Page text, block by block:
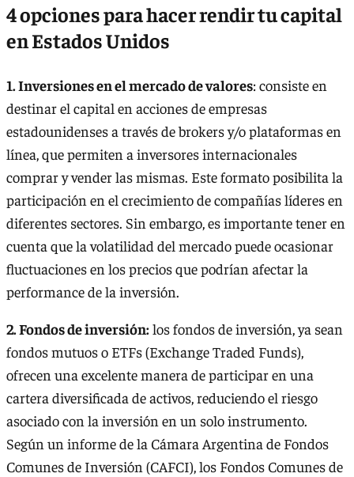
4 opciones para hacer rendir tu capital
en Estados Unidos
1. Inversiones en el mercado de valores: consiste en
destinar el capital en acciones de empresas
estadounidenses a través de brokers y/o plataformas en
línea, que permiten a inversores internacionales
comprar y vender las mismas. Este formato posibilita la
participación en el crecimiento de compañías líderes en
diferentes sectores. Sin embargo, es importante tener en
cuenta que la volatilidad del mercado puede ocasionar
fluctuaciones en los precios que podrían afectar la
performance de la inversión.
2. Fondos de inversión:los fondos de inversión, ya sean
fondos mutuos o ETFs (Exchange Traded Funds),
ofrecen una excelente manera de participar en una
cartera diversificada de activos, reduciendo el riesgo
asociado con la inversión en un solo instrumento.
Según un informe de la Cámara Argentina de Fondos
Comunes de Inversión (CAFCI), los Fondos Comunes de